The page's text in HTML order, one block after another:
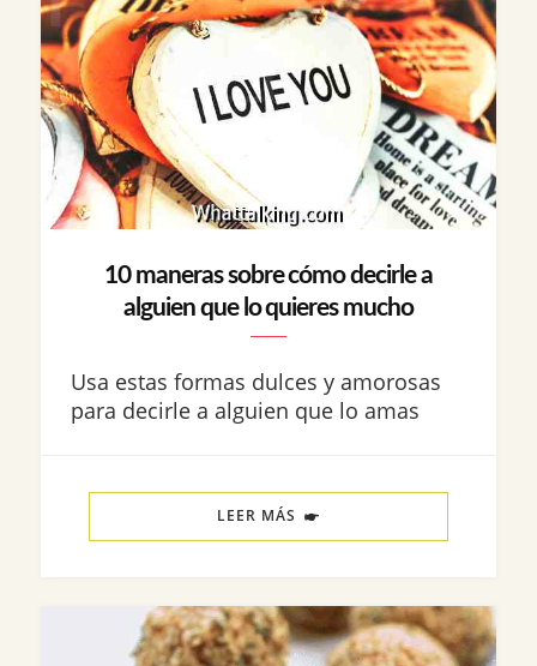
10 maneras sobre cómo decirle a
alguien que lo quieres mucho
Usa estas formas dulces y amorosas
para decirle a alguien que lo amas
LEER MÁS